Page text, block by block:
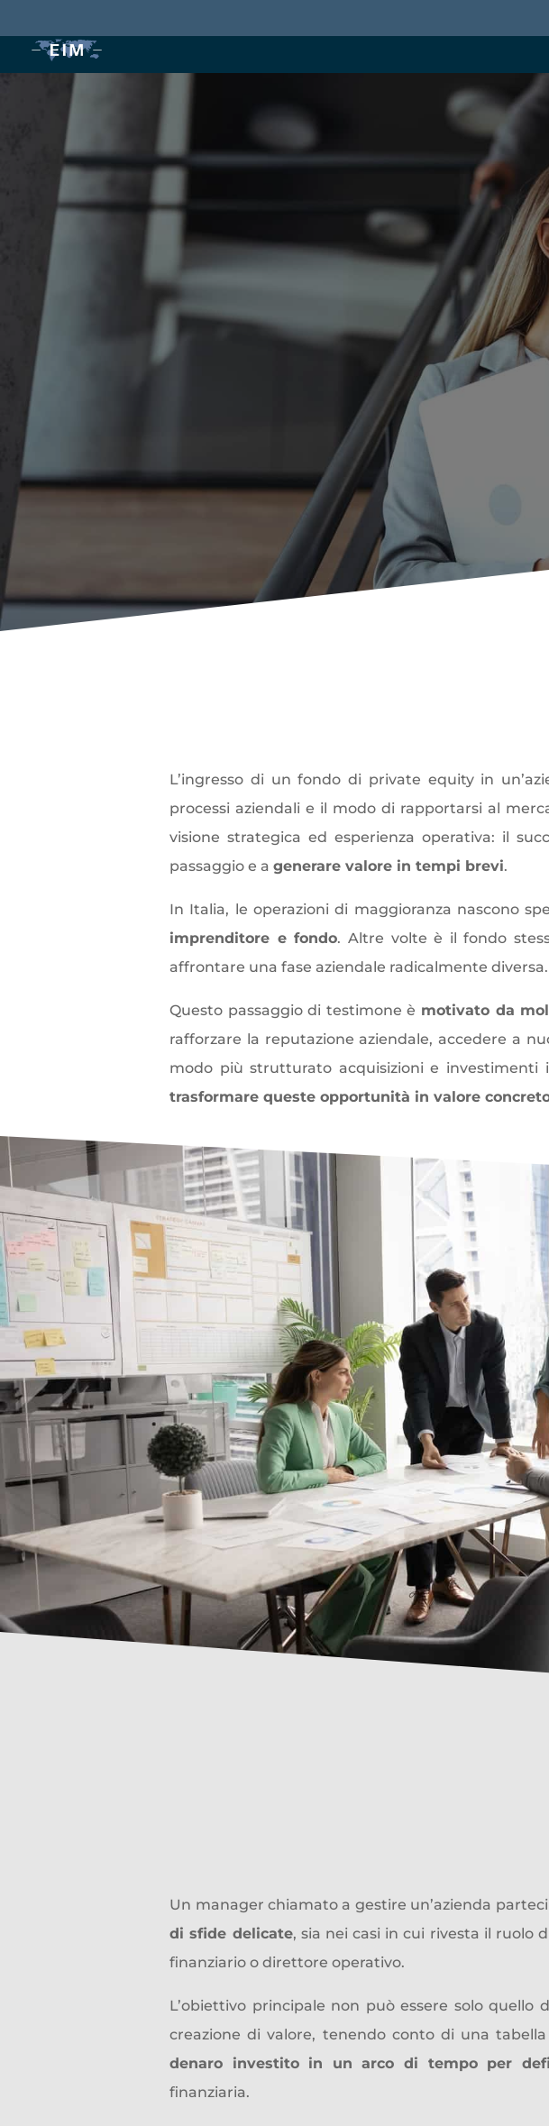
Le sfide
gestire
L’ingresso di un fondo di private equity in
processi aziendali e il modo di rapportarsi al
visione strategica ed esperienza operativa: il
passaggio e agenerare valore in tempi brevi.
In Italia, le operazioni di maggioranza nascono
imprenditore e fondo. Altre volte è il fondo
affrontare una fase aziendale radicalmente diversa.
Questo passaggio di testimone è motivato da
rafforzare la reputazione aziendale, accedere a
modo più strutturato acquisizioni e investimenti
trasformare queste opportunità in valore
Un manager chiamato a gestire un’azienda
di sfide delicate, sia nei casi in cui rivesta il ruolo
finanziario o direttore operativo.
L’obiettivo principale non può essere solo quello
creazione di valore, tenendo conto di una
denaro investito in un arco di tempo per
finanziaria.